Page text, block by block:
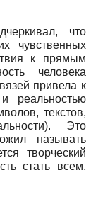
что
чувственных
к прямым
человека
привела к
реальностью
текстов,
Это
называть
творческий
стать всем,